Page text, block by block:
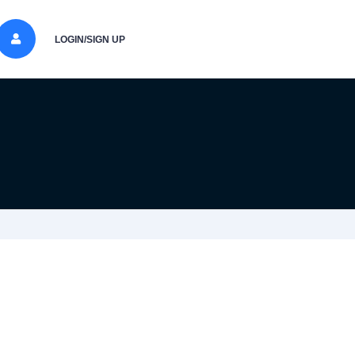
LOGIN/SIGN UP